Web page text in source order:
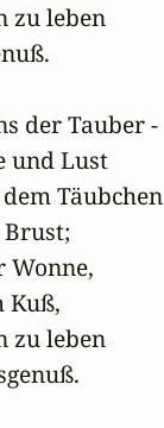
zu leben
der Tauber -
und Lust
Täubchen
Brust;
Wonne,
Kuß,
zu leben